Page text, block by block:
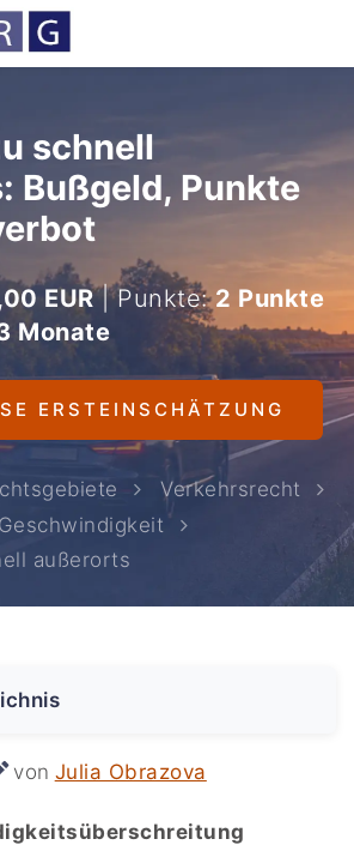
schnell
Bußgeld, Punkte
EUR| Punkte:2 Punkte
Monate
ERSTEINSCHÄTZUNG
Verkehrsrecht
außerorts
von Julia Obrazova